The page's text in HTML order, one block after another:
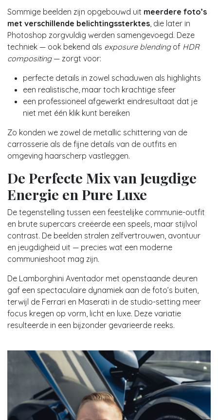
Sommige beelden zijn opgebouwd uit meerdere foto’s
met verschillende belichtingssterktes, die later in
Photoshop zorgvuldig werden samengevoegd. Deze
techniek — ook bekend als exposure blendingof HDR
compositing— zorgt voor:
perfecte details in zowel schaduwen als highlights
een realistische, maar toch krachtige sfeer
een professioneel afgewerkt eindresultaat dat je
niet met één klik kunt bereiken
Zo konden we zowel de metallic schittering van de
carrosserie als de fijne details van de outfits en
omgeving haarscherp vastleggen.
De Perfecte Mix van Jeugdige
Energie en Pure Luxe
De tegenstelling tussen een feestelijke communie-outfit
en brute supercars creëerde een speels, maar stijlvol
contrast. De beelden stralen zelfvertrouwen, avontuur
en jeugdigheid uit — precies wat een moderne
communieshoot mag zijn.
De Lamborghini Aventador met openstaande deuren
gaf een spectaculaire dynamiek aan de foto’s buiten,
terwijl de Ferrari en Maserati in de studio-setting meer
focus kregen op vorm, licht en luxe. Deze variatie
resulteerde in een bijzonder gevarieerde reeks.